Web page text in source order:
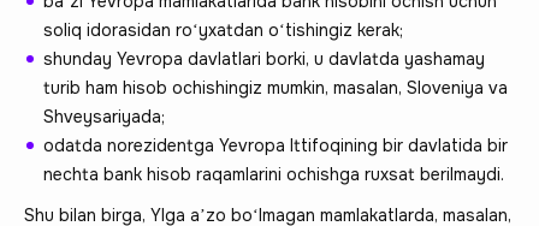
soliq idorasidan roʻyxatdan oʻtishingiz kerak;
shunday Yevropa davlatlari borki, u davlatda yashamay
turib ham hisob ochishingiz mumkin, masalan, Sloveniya va
Shveysariyada;
odatda norezidentga Yevropa Ittifoqining bir davlatida bir
nechta bank hisob raqamlarini ochishga ruxsat berilmaydi.
Shu bilan birga, YIga aʼzo boʻlmagan mamlakatlarda, masalan,